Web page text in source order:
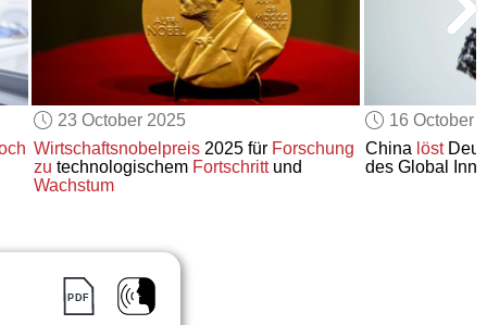
GIFT CARDS
OTHER LANGUAGES
ABOUT US
ALEXA
ADJUST COLORS
23 October 2025
Wirtschaftsnobelpreis2025 für Forschung
zu technologischem Fortschrittund
Wachstum
16 October
China löst
des Global